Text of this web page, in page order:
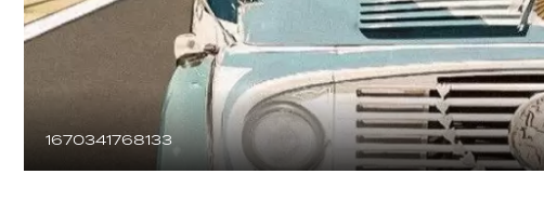
1670341768133